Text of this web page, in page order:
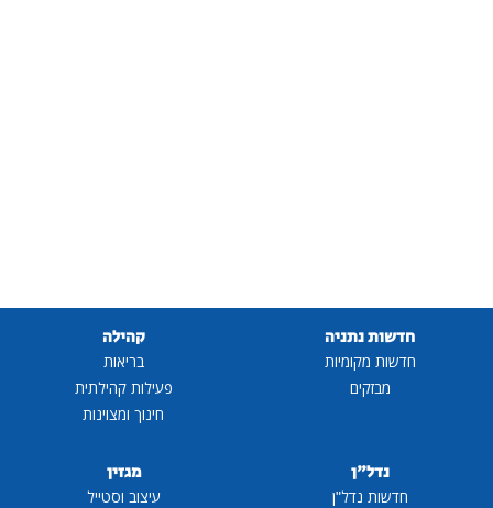
חדשות נתניה
חדשות מקומיות
פעילות קהילתית
חינוך ומצוינות
חדשות נדל"ן
עיצוב וסטייל